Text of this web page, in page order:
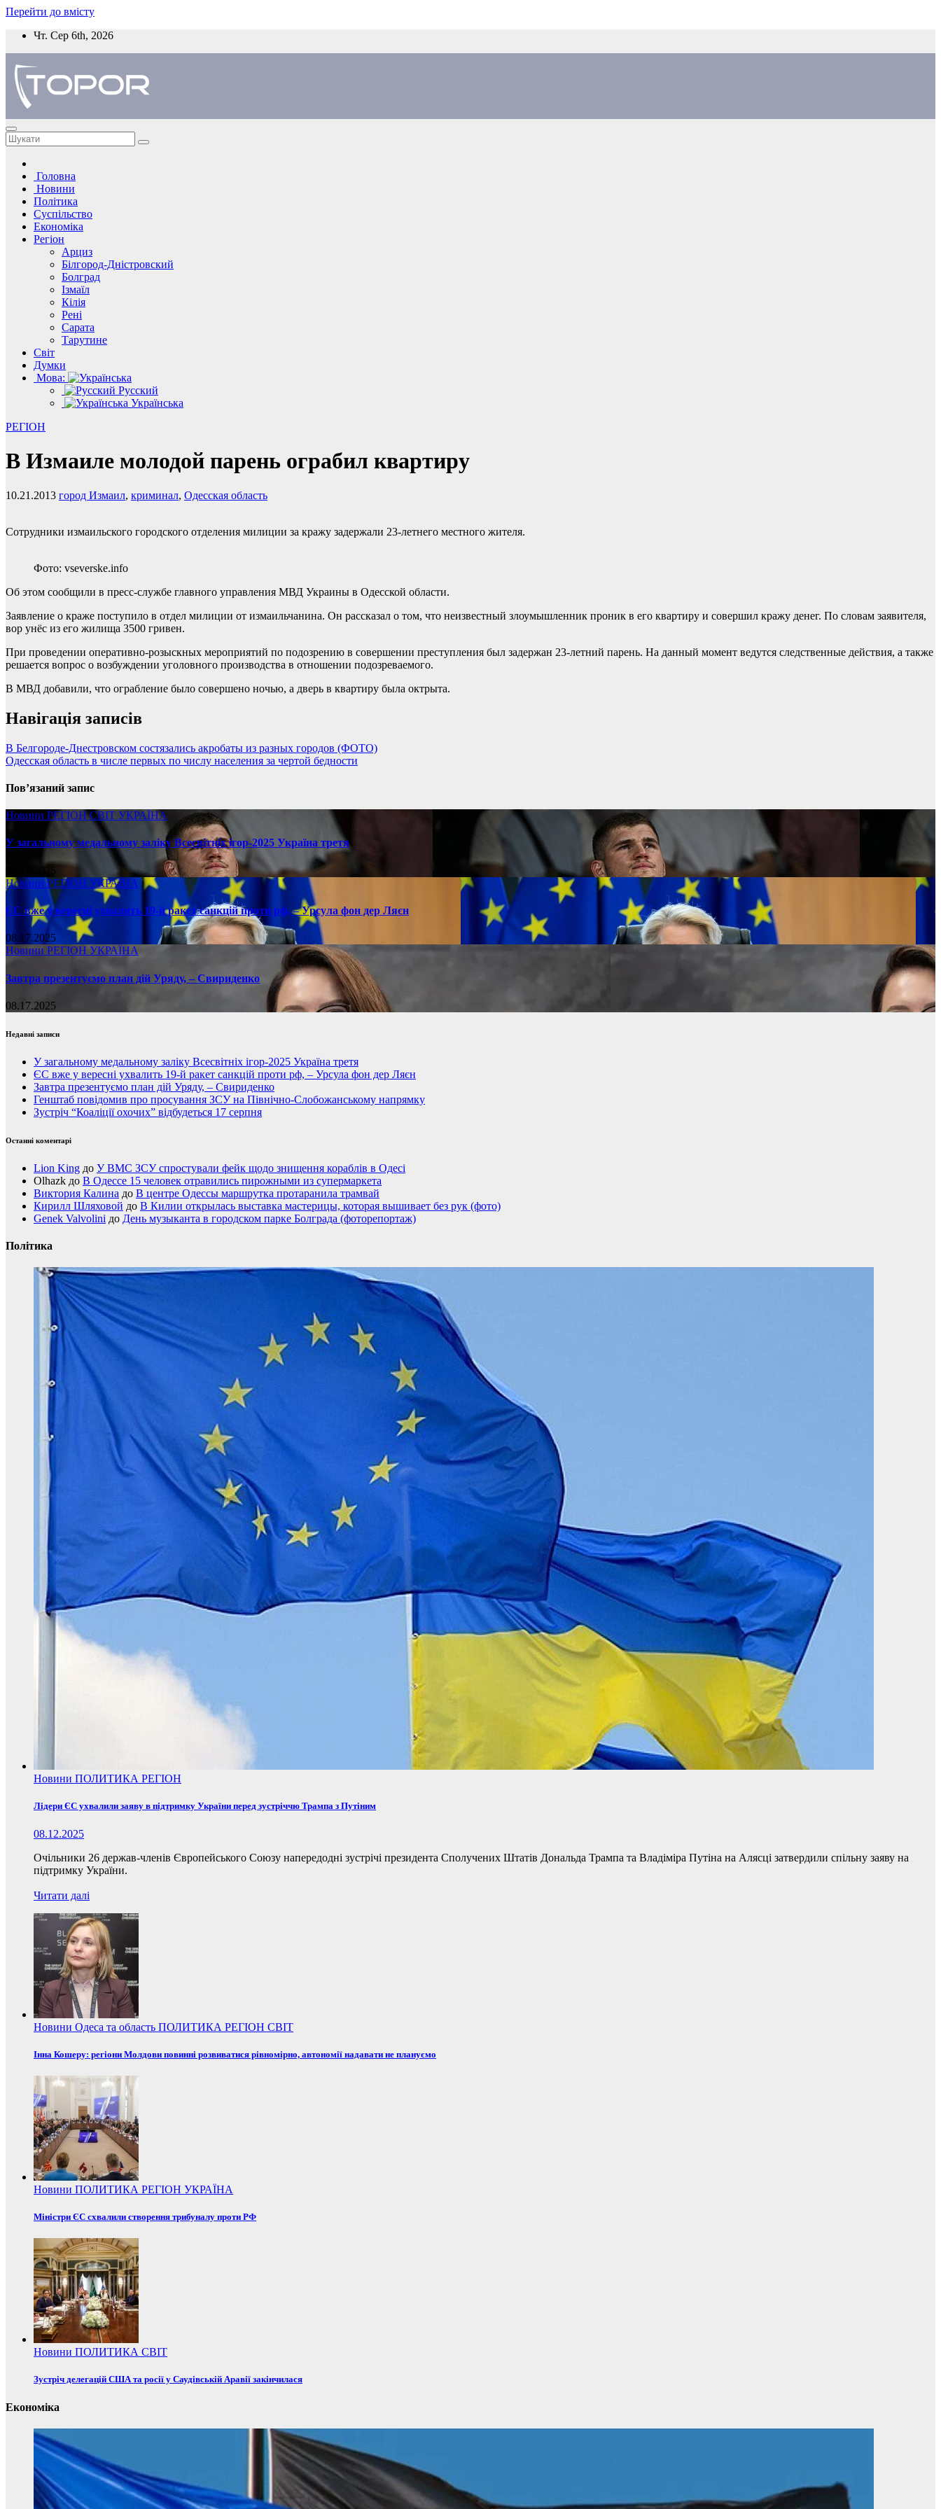
Перейти до вмісту
Чт. Сер 6th, 2026
Головна
Новини
Політика
Суспільство
Економіка
Регіон
Арциз
Білгород-Дністровский
Болград
Ізмаїл
Кілія
Рені
Сарата
Тарутине
Світ
Думки
Мова:
Русский
Українська
РЕГІОН
В Измаиле молодой парень ограбил квартиру
10.21.2013 город Измаил, криминал, Одесская область
Сотрудники измаильского городского отделения милиции за кражу задержали 23-летнего местного жителя.
Фото: vseverske.info
Об этом сообщили в пресс-службе главного управления МВД Украины в Одесской области.
Заявление о краже поступило в отдел милиции от измаильчанина. Он рассказал о том, что неизвестный злоумышленник проник в его квартиру и совершил кражу денег. По словам заявителя,
вор унёс из его жилища 3500 гривен.
При проведении оперативно-розыскных мероприятий по подозрению в совершении преступления был задержан 23-летний парень. На данный момент ведутся следственные действия, а также
решается вопрос о возбуждении уголовного производства в отношении подозреваемого.
В МВД добавили, что ограбление было совершено ночью, а дверь в квартиру была октрыта.
Навігація записів
В Белгороде-Днестровском состязались акробаты из разных городов (ФОТО)
Одесская область в числе первых по числу населения за чертой бедности
Пов’язаний запис
Новини РЕГІОНСВІТ УКРАЇНА
У загальному медальному заліку Всесвітніх ігор-2025 Україна третя
08.17.2025
НовиниРЕГІОН УКРАЇНА
ЄС вже у вересні ухвалить 19-й ракет санкцій проти рф, – Урсула фон дер Ляєн
08.17.2025
Новини РЕГІОН УКРАЇНА
Завтра презентуємо план дій Уряду, – Свириденко
08.17.2025
Недавні записи
У загальному медальному заліку Всесвітніх ігор-2025 Україна третя
ЄС вже у вересні ухвалить 19-й ракет санкцій проти рф, – Урсула фон дер Ляєн
Завтра презентуємо план дій Уряду, – Свириденко
Генштаб повідомив про просування ЗСУ на Північно-Слобожанському напрямку
Зустріч “Коаліції охочих” відбудеться 17 серпня
Останні коментарі
Lion King до У ВМС ЗСУ спростували фейк щодо знищення кораблів в Одесі
Olhazk до В Одессе 15 человек отравились пирожными из супермаркета
Виктория Калина до В центре Одессы маршрутка протаранила трамвай
Кирилл Шляховой до В Килии открылась выставка мастерицы, которая вышивает без рук (фото)
Genek Valvolini до День музыканта в городском парке Болграда (фоторепортаж)
Політика
Новини ПОЛИТИКА РЕГІОН
Лідери ЄС ухвалили заяву в підтримку України перед зустріччю Трампа з Путіним
08.12.2025
Очільники 26 держав-членів Європейського Союзу напередодні зустрічі президента Сполучених Штатів Дональда Трампа та Владіміра Путіна на Алясці затвердили спільну заяву на
підтримку України.
Читати далі
Новини Одеса та область ПОЛИТИКА РЕГІОН СВІТ
Інна Кошеру: регіони Молдови повинні розвиватися рівномірно, автономії надавати не плануємо
Новини ПОЛИТИКА РЕГІОН УКРАЇНА
Міністри ЄС схвалили створення трибуналу проти РФ
Новини ПОЛИТИКА СВІТ
Зустріч делегацій США та росії у Саудівській Аравії закінчилася
Економіка